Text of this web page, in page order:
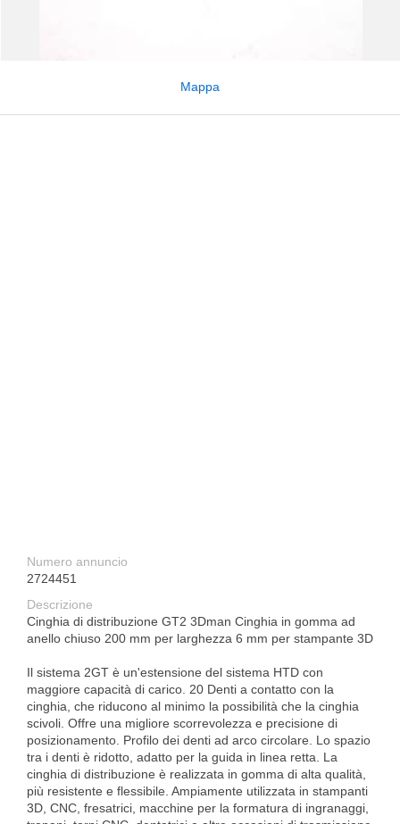
Mappa
Numero annuncio
2724451
Descrizione
Cinghia di distribuzione GT2 3Dman Cinghia in gomma ad
anello chiuso 200 mm per larghezza 6 mm per stampante 3D
Il sistema 2GT è un'estensione del sistema HTD con
maggiore capacità di carico. 20 Denti a contatto con la
cinghia, che riducono al minimo la possibilità che la cinghia
scivoli. Offre una migliore scorrevolezza e precisione di
posizionamento. Profilo dei denti ad arco circolare. Lo spazio
tra i denti è ridotto, adatto per la guida in linea retta. La
cinghia di distribuzione è realizzata in gomma di alta qualità,
più resistente e flessibile. Ampiamente utilizzata in stampanti
3D, CNC, fresatrici, macchine per la formatura di ingranaggi,